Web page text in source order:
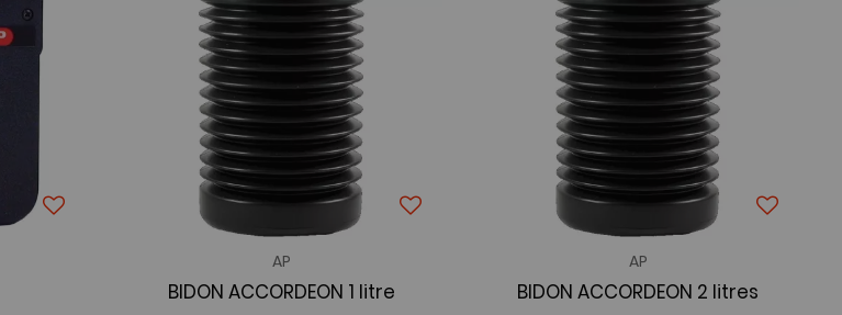
AP
BIDON ACCORDEON 1 litre
AP
BIDON ACCORDEON 2 litres